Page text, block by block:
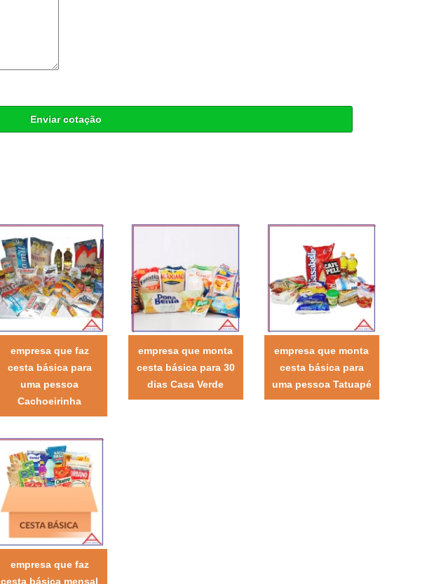
Enviar cotação
empresa que faz
cesta básica para
uma pessoa
Cachoeirinha
empresa que monta
cesta básica para 30
dias Casa Verde
empresa que monta
cesta básica para
uma pessoa Tatuapé
empresa que faz
cesta básica mensal